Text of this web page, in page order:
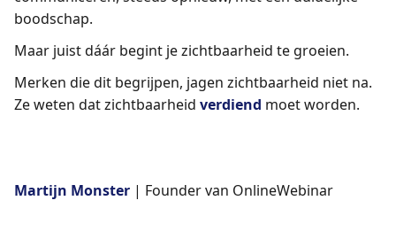
boodschap.
Maar juist dáár begint je zichtbaarheid te groeien.
Merken die dit begrijpen, jagen zichtbaarheid niet na.
Ze weten dat zichtbaarheid verdiend moet worden.
Martijn Monster | Founder van OnlineWebinar